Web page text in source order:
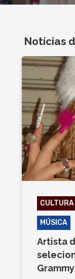
Notícias
CULTURA
MÚSICA
Artista